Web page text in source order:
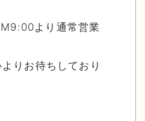
より通常営業
りお待ちしており